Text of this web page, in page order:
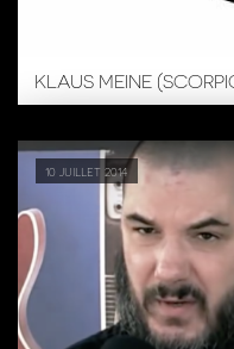
KLAUS MEINE
10 juillet 2014